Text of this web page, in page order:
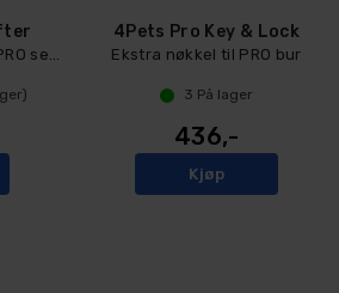
Ben for heving av bur i PRO serien
4Pets Pro Key & Lock
Ekstra nøkkel til PRO bur
3 På lager
436,-
Kjøp